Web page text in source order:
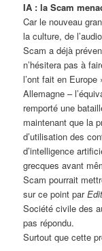
IA : la Scam
Car le nouveau
la culture, de
Scam a déjà
n’hésitera pas à
l’ont fait en
Allemagne –
remporté une
maintenant que la
d’utilisation des
d’intelligence
grecques avant
Scam pourrait
sur ce point par
Société civile des
pas répondu.
Surtout que cette